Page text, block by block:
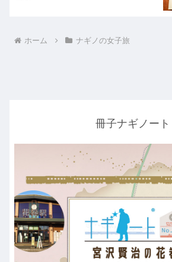
ホーム ナギノの女子旅
冊子ナギノート